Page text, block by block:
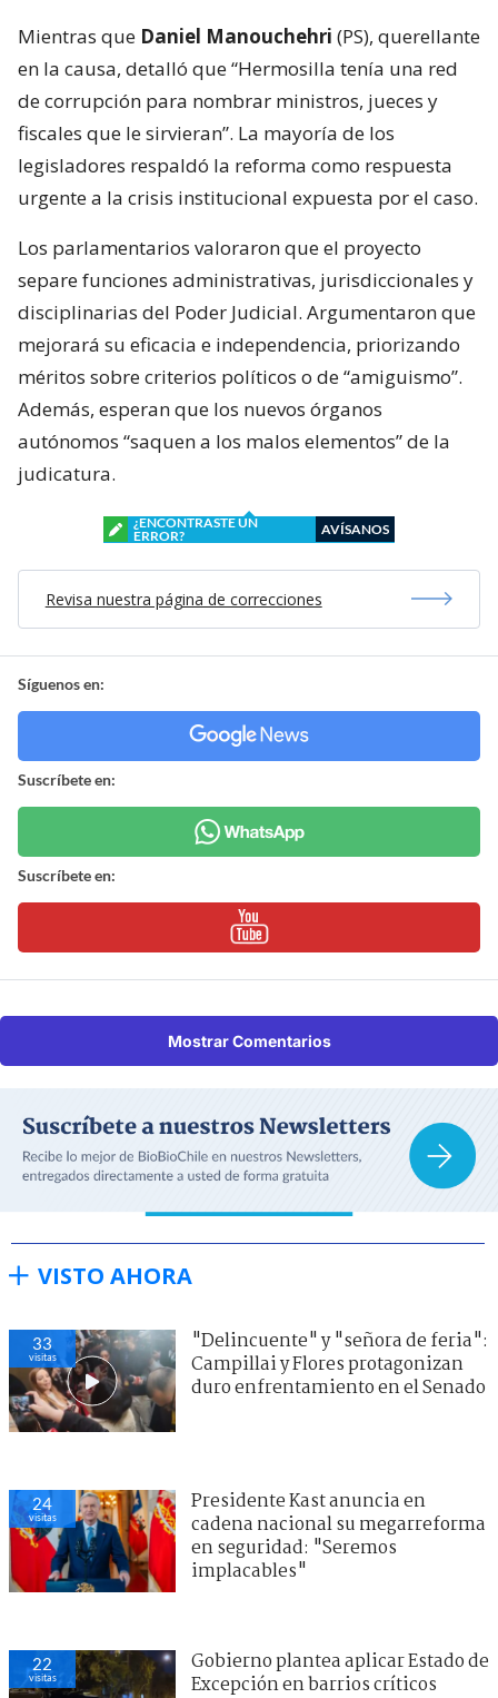
Mientras que Daniel Manouchehri (PS), querellante
en la causa, detalló que “Hermosilla tenía una red
de corrupción para nombrar ministros, jueces y
fiscales que le sirvieran”. La mayoría de los
legisladores respaldó la reforma como respuesta
urgente a la crisis institucional expuesta por el caso.
Los parlamentarios valoraron que el proyecto
separe funciones administrativas, jurisdiccionales y
disciplinarias del Poder Judicial. Argumentaron que
mejorará su eficacia e independencia, priorizando
méritos sobre criterios políticos o de “amiguismo”.
Además, esperan que los nuevos órganos
autónomos “saquen a los malos elementos” de la
judicatura.
¿ENCONTRASTE UN
ERROR?
AVÍSANOS
Revisa nuestra página de correcciones
Síguenos en:
Suscríbete en:
Suscríbete en:
Mostrar Comentarios
VISTO AHORA
33
visitas
"Delincuente" y "señora de feria":
Campillai y Flores protagonizan
duro enfrentamiento en el Senado
24
visitas
Presidente Kast anuncia en
cadena nacional su megarreforma
en seguridad: "Seremos
implacables"
22
visitas
Gobierno plantea aplicar Estado de
Excepción en barrios críticos